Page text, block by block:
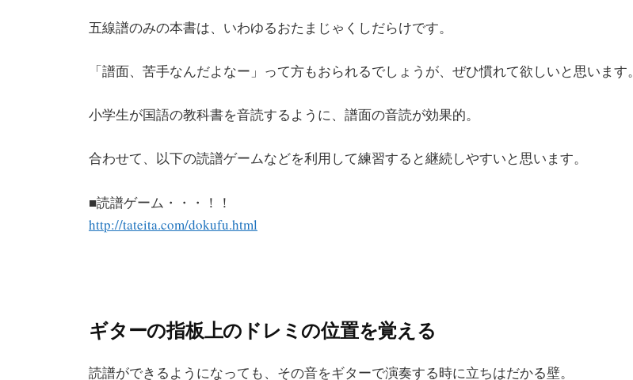
五線譜のみの本書は、いわゆるおたまじゃくしだらけです。
「譜面、苦手なんだよなー」って方もおられるでしょうが、ぜひ慣れて欲しいと思います。
小学生が国語の教科書を音読するように、譜面の音読が効果的。
合わせて、以下の読譜ゲームなどを利用して練習すると継続しやすいと思います。
■読譜ゲーム・・・！！
http://tateita.com/dokufu.html
ギターの指板上のドレミの位置を覚える
読譜ができるようになっても、その音をギターで演奏する時に立ちはだかる壁。